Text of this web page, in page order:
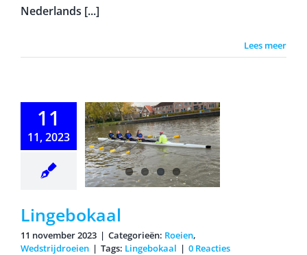
Nederlands [...]
Lees meer
11
11, 2023
Lingebokaal
11 november 2023 | Categorieën: Roeien,
Wedstrijdroeien | Tags: Lingebokaal | 0 Reacties